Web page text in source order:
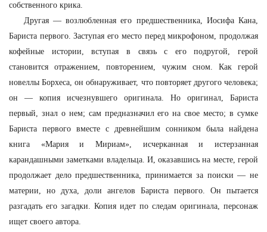
собственного крика.
Другая — возлюбленная его предшественника, Иосифа Кана,
Бариста первого. Заступая его место перед микрофоном, продолжая
кофейные истории, вступая в связь с его подругой, герой
становится отражением, повторением, чужим сном. Как герой
новеллы Борхеса, он обнаруживает, что повторяет другого человека;
он — копия исчезнувшего оригинала. Но оригинал, Бариста
первый, знал о нем; сам предназначил его на свое место; в сумке
Бариста первого вместе с древнейшим сонником была найдена
книга «Мария и Мириам», исчерканная и истерзанная
карандашными заметками владельца. И, оказавшись на месте, герой
продолжает дело предшественника, принимается за поиски — не
материи, но духа, доли ангелов Бариста первого. Он пытается
разгадать его загадки. Копия идет по следам оригинала, персонаж
ищет своего автора.